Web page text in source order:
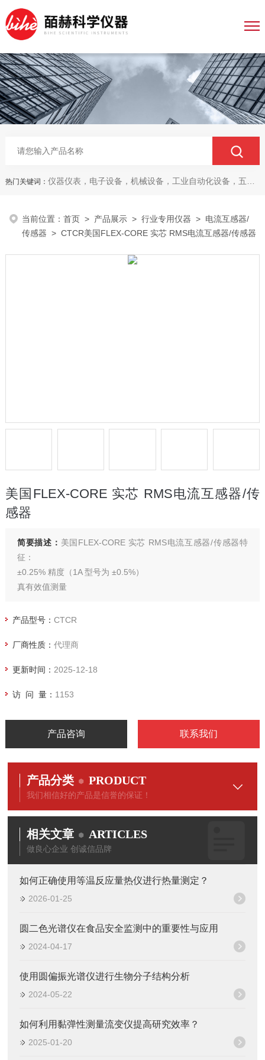
热门关键词： 仪器仪表，电子设备，机械设备，工业自动化设备，五金产品，电线电缆，金属材料，电子
当前位置：首页 > 产品展示 >行业专用仪器 > 电流互感器/
传感器 > CTCR美国FLEX-CORE 实芯 RMS电流互感器/传感器
美国FLEX-CORE 实芯 RMS电流互感器/传
感器
简要描述： 美国FLEX-CORE 实芯 RMS电流互感器/传感器特
征：
±0.25% 精度（1A 型号为 ±0.5%）
真有效值测量
回路供电
产品型号： CTCR
厂商性质： 代理商
更新时间： 2025-12-18
访 问 量： 1153
产品咨询 联系我们
产品分类 PRODUCT
我们相信好的产品是信誉的保证！
相关文章 ARTICLES
做良心企业 创诚信品牌
如何正确使用等温反应量热仪进行热量测定？
2026-01-25
圆二色光谱仪在食品安全监测中的重要性与应用
2024-04-17
使用圆偏振光谱仪进行生物分子结构分析
2024-05-22
如何利用黏弹性测量流变仪提高研究效率？
2025-01-20